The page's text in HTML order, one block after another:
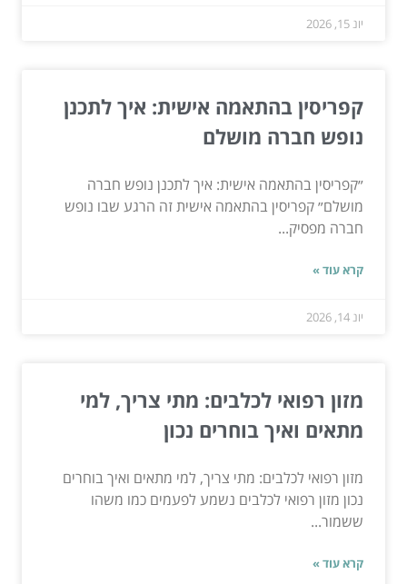
יונ 15, 2026
קפריסין בהתאמה אישית: איך לתכנן
נופש חברה מושלם
״קפריסין בהתאמה אישית: איך לתכנן נופש חברה
מושלם״ קפריסין בהתאמה אישית זה הרגע שבו נופש
חברה מפסיק...
קרא עוד »
יונ 14, 2026
מזון רפואי לכלבים: מתי צריך, למי
מתאים ואיך בוחרים נכון
מזון רפואי לכלבים: מתי צריך, למי מתאים ואיך בוחרים
נכון מזון רפואי לכלבים נשמע לפעמים כמו משהו
ששמור...
קרא עוד »